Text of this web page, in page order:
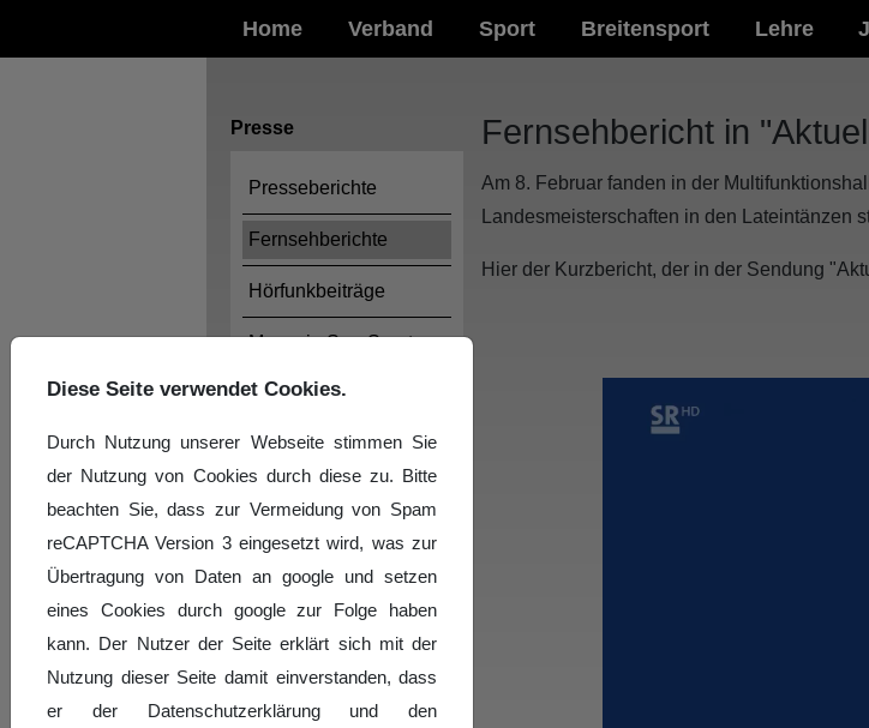
Home Verband Sport Breitensport Lehre
Presse
Presseberichte
Fernsehberichte
Hörfunkbeiträge
Magazin SaarSport
Fernsehbericht in
Am 8. Februar fanden in der
Landesmeisterschaften in den Lateintänzen
Hier der Kurzbericht, der in der Sendung
Diese Seite verwendet Cookies.
Durch Nutzung unserer Webseite stimmen Sie
der Nutzung von Cookies durch diese zu. Bitte
beachten Sie, dass zur Vermeidung von Spam
reCAPTCHA Version 3 eingesetzt wird, was zur
Übertragung von Daten an google und setzen
eines Cookies durch google zur Folge haben
kann. Der Nutzer der Seite erklärt sich mit der
Nutzung dieser Seite damit einverstanden, dass
er der Datenschutzerklärung und den